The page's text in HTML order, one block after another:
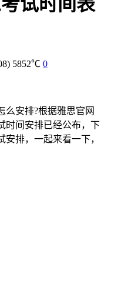
试时间表
5852℃ 0
么安排?根据雅思官网
时间安排已经公布，下
排，一起来看一下，